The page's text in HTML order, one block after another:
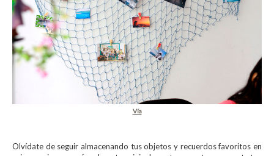
Vía
Olvídate de seguir almacenando tus objetos y recuerdos favoritos en